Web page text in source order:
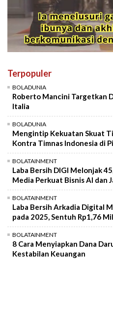
Terpopuler
BOLADUNIA
Roberto Mancini Targetkan
Italia
BOLADUNIA
Mengintip Kekuatan Skuat
Kontra Timnas Indonesia di
BOLATAINMENT
Laba Bersih DIGI Melonjak
Media Perkuat Bisnis AI dan
BOLATAINMENT
Laba Bersih Arkadia Digital
pada 2025, Sentuh Rp1,76
BOLATAINMENT
8 Cara Menyiapkan Dana
Kestabilan Keuangan